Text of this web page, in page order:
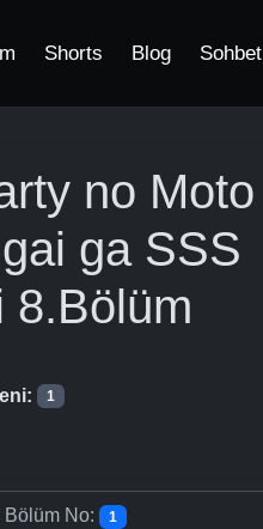
Shorts Blog Sohbet
no Moto
ga SSS
8.Bölüm
1
Bölüm No: 1